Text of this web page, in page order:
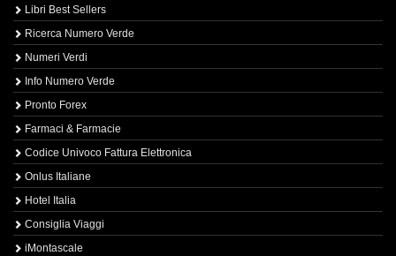
Libri Best Sellers
Ricerca Numero Verde
Numeri Verdi
Info Numero Verde
Pronto Forex
Farmaci & Farmacie
Codice Univoco Fattura Elettronica
Onlus Italiane
Hotel Italia
Consiglia Viaggi
iMontascale